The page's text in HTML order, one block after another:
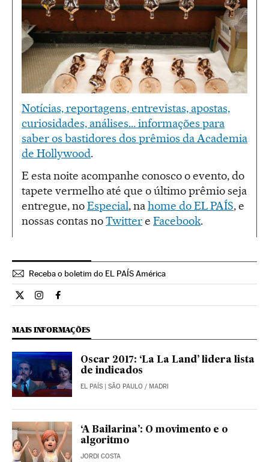
Notícias, reportagens, entrevistas, apostas,
curiosidades, análises... informações para
saber os bastidores dos prêmios da Academia
de Hollywood.
E esta noite acompanhe conosco o evento, do
tapete vermelho até que o último prêmio seja
entregue, noEspecial, nahome do EL PAÍS, e
nossas contas noTwittere Facebook.
Receba o boletim do EL PAÍS América
Cultura El País Brasil en Twitter
Cultura El País Brasil en Instagram
Cultura El País Brasil en Facebook
MAIS INFORMAÇÕES
Oscar 2017: ‘La La Land’ lidera lista
de indicados
EL PAÍS | SÃO PAULO / MADRI
‘A Bailarina’: O movimento e o
algoritmo
JORDI COSTA